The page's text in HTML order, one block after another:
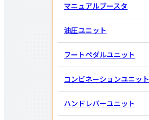
マニュアルブースタ
油圧ユニット
フートペダルユニット
コンビネーションユニット
ハンドレバーユニット